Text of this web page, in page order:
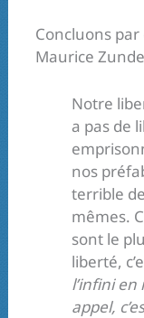
Concluons
Maurice
Notre
a pas de
nos
terrible
mêmes.
sont le
liberté,
l’infini
appel,